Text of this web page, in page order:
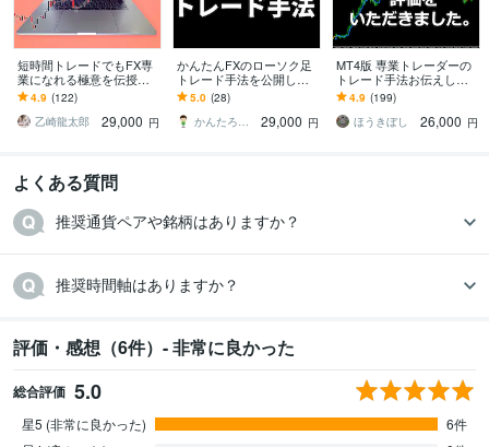
短時間トレードでもFX専
業になれる極意を伝授し
ます 病気などの諸事情で
早期にFX収入を確保した
い方にも最適です!
4.9 (122)
乙崎龍太郎
29,000 円
かんたんFXのローソク足
トレード手法を公開しま
す 天底でよく出現する8種
類のローソク足パターン
でトレード！
5.0 (28)
かんたろう＠かんたんFX
29,000 円
MT4版 専業トレーダーの
トレード手法お伝えしま
す 専業トレーダーが長年
使ってきた手法です。
4.9 (199)
ほうきぼし
26,000 円
よくある質問
推奨通貨ペアや銘柄はありますか？
推奨時間軸はありますか？
評価・感想（6件）- 非常に良かった
総合評価 5.0
星5 (非常に良かった)
6件